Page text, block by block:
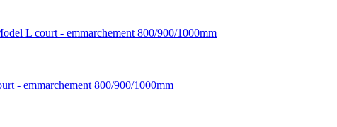
L court - emmarchement 800/900/1000mm
- emmarchement 800/900/1000mm